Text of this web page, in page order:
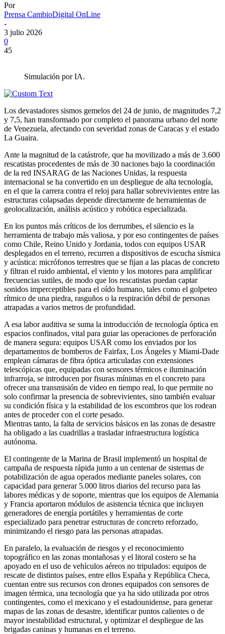
Por
Prensa CambioDigital OnLine
-
3 julio 2026
0
45
Simulación por IA.
Los devastadores sismos gemelos del 24 de junio, de magnitudes 7,2
y 7,5, han transformado por completo el panorama urbano del norte
de Venezuela, afectando con severidad zonas de Caracas y el estado
La Guaira.
Ante la magnitud de la catástrofe, que ha movilizado a más de 3.600
rescatistas procedentes de más de 30 naciones bajo la coordinación
de la red INSARAG de las Naciones Unidas, la respuesta
internacional se ha convertido en un despliegue de alta tecnología,
en el que la carrera contra el reloj para hallar sobrevivientes entre las
estructuras colapsadas depende directamente de herramientas de
geolocalización, análisis acústico y robótica especializada.
En los puntos más críticos de los derrumbes, el silencio es la
herramienta de trabajo más valiosa, y por eso contingentes de países
como Chile, Reino Unido y Jordania, todos con equipos USAR
desplegados en el terreno, recurren a dispositivos de escucha sísmica
y acústica: micrófonos terrestres que se fijan a las placas de concreto
y filtran el ruido ambiental, el viento y los motores para amplificar
frecuencias sutiles, de modo que los rescatistas puedan captar
sonidos imperceptibles para el oído humano, tales como el golpeteo
rítmico de una piedra, rasguños o la respiración débil de personas
atrapadas a varios metros de profundidad.
A esa labor auditiva se suma la introducción de tecnología óptica en
espacios confinados, vital para guiar las operaciones de perforación
de manera segura: equipos USAR como los enviados por los
departamentos de bomberos de Fairfax, Los Ángeles y Miami-Dade
emplean cámaras de fibra óptica articuladas con extensiones
telescópicas que, equipadas con sensores térmicos e iluminación
infrarroja, se introducen por fisuras mínimas en el concreto para
ofrecer una transmisión de video en tiempo real, lo que permite no
solo confirmar la presencia de sobrevivientes, sino también evaluar
su condición física y la estabilidad de los escombros que los rodean
antes de proceder con el corte pesado.
Mientras tanto, la falta de servicios básicos en las zonas de desastre
ha obligado a las cuadrillas a trasladar infraestructura logística
autónoma.
El contingente de la Marina de Brasil implementó un hospital de
campaña de respuesta rápida junto a un centenar de sistemas de
potabilización de agua operados mediante paneles solares, con
capacidad para generar 5.000 litros diarios del recurso para las
labores médicas y de soporte, mientras que los equipos de Alemania
y Francia aportaron módulos de asistencia técnica que incluyen
generadores de energía portátiles y herramientas de corte
especializado para penetrar estructuras de concreto reforzado,
minimizando el riesgo para las personas atrapadas.
En paralelo, la evaluación de riesgos y el reconocimiento
topográfico en las zonas montañosas y el litoral costero se ha
apoyado en el uso de vehículos aéreos no tripulados: equipos de
rescate de distintos países, entre ellos España y República Checa,
cuentan entre sus recursos con drones equipados con sensores de
imagen térmica, una tecnología que ya ha sido utilizada por otros
contingentes, como el mexicano y el estadounidense, para generar
mapas de las zonas de desastre, identificar puntos calientes o de
mayor inestabilidad estructural, y optimizar el despliegue de las
brigadas caninas y humanas en el terreno.